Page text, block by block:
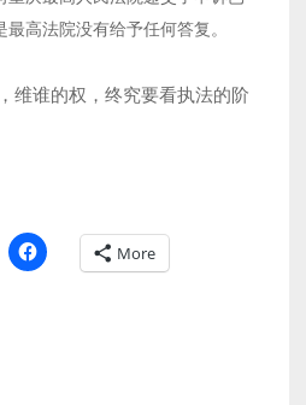
高法院没有给予任何答复。
维谁的权，终究要看执法的阶
More